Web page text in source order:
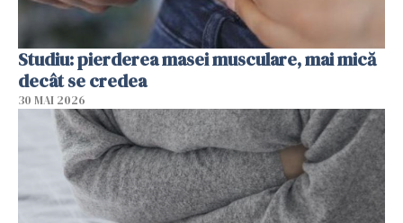
Studiu: pierderea masei musculare, mai mică
decât se credea
30 MAI 2026